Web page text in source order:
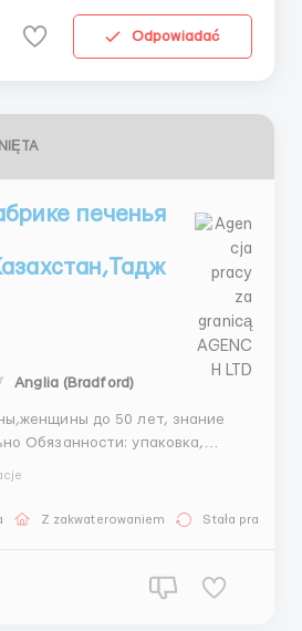
Odpowiadać
печенья
Anglia (Bradford)
до 50 лет, знание
Обязанности: упаковка,
труда: 25 £ в час,
Z zakwaterowaniem Stała praca